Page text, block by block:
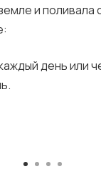
и поливала
день или